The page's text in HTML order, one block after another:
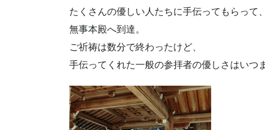
たくさんの優しい人たちに手伝ってもらって、
無事本殿へ到達。
ご祈祷は数分で終わったけど、
手伝ってくれた一般の参拝者の優しさはいつ